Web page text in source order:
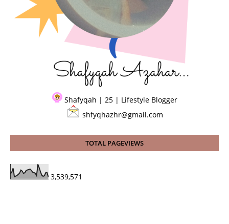
Shafyqah | 25 | Lifestyle Blogger
shfyqhazhr@gmail.com
TOTAL PAGEVIEWS
3,539,571